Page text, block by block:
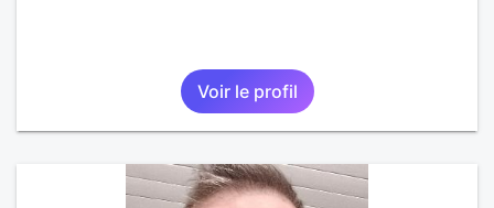
Voir le profil